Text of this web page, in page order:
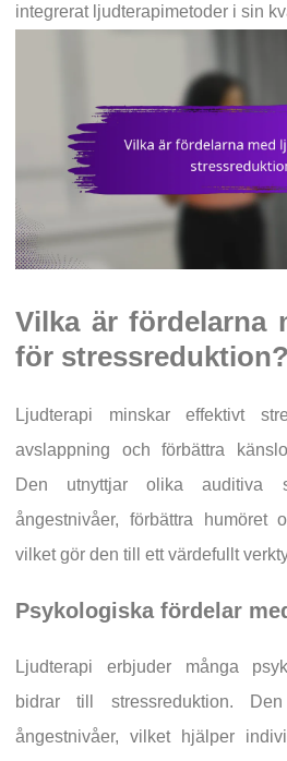
integrerat ljudterapimetoder i sin
Vilka är fördelarna
för stressreduktion?
Ljudterapi minskar effektivt
avslappning och förbättra
Den utnyttjar olika auditiva
ångestnivåer, förbättra humöret
vilket gör den till ett värdefullt
Psykologiska fördelar
Ljudterapi erbjuder många
bidrar till stressreduktion.
ångestnivåer, vilket hjälper